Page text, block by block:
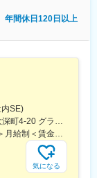
内トップクラスの
品とOTCの二本柱
健康食品、化粧品
年間休日120日以上
SE)
＜勤務地詳細＞本社住所：大阪府大阪市北区大深町4-20 グランフロント大阪タワーA25F勤務地最寄駅：JR各線／大阪駅受動喫煙対策：屋内全面禁煙変更の範囲：会社の定める事業所（リモートワーク含む）
＜予定年収＞740万円～1,050万円＜賃金形態＞月給制＜賃金内訳＞月額（基本給）：540,000円～770,000円＜月給＞540,000円～770,000円＜昇給有無＞有＜残業手当＞有＜給与補足＞※経験・能力等を考慮の上、当社規定により決定します。■賞与：年1回支給■基本給改定：年1回（4月）賃金はあくまでも目安の金額であり、選考を通じて上下する可能性があります。月給(月額)は固定手当を含めた表記です。
気になる